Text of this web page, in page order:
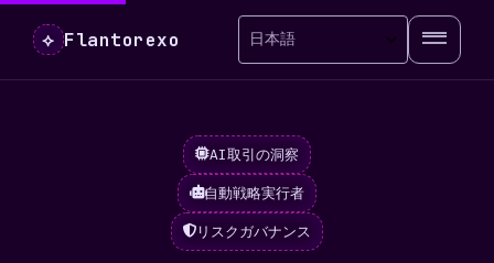
⟡ Flantorexo
AI取引の洞察
自動戦略実行者
リスクガバナンス